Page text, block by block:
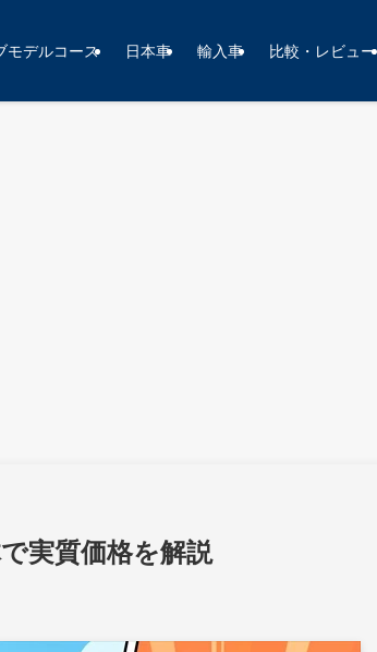
モデルコース 日本車 輸入車 比較・レビュー
実質価格を解説